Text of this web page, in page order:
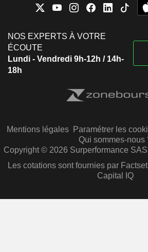
NOS EXPERTS À VOTRE
ÉCOUTE
Lundi - Vendredi 9h-12h / 14h-
18h
Mentions légales Paramétrer les
Qui sommes-nous
Copyright © 2026 Surperformance
Les cotations sont fournies par
Capital IQ